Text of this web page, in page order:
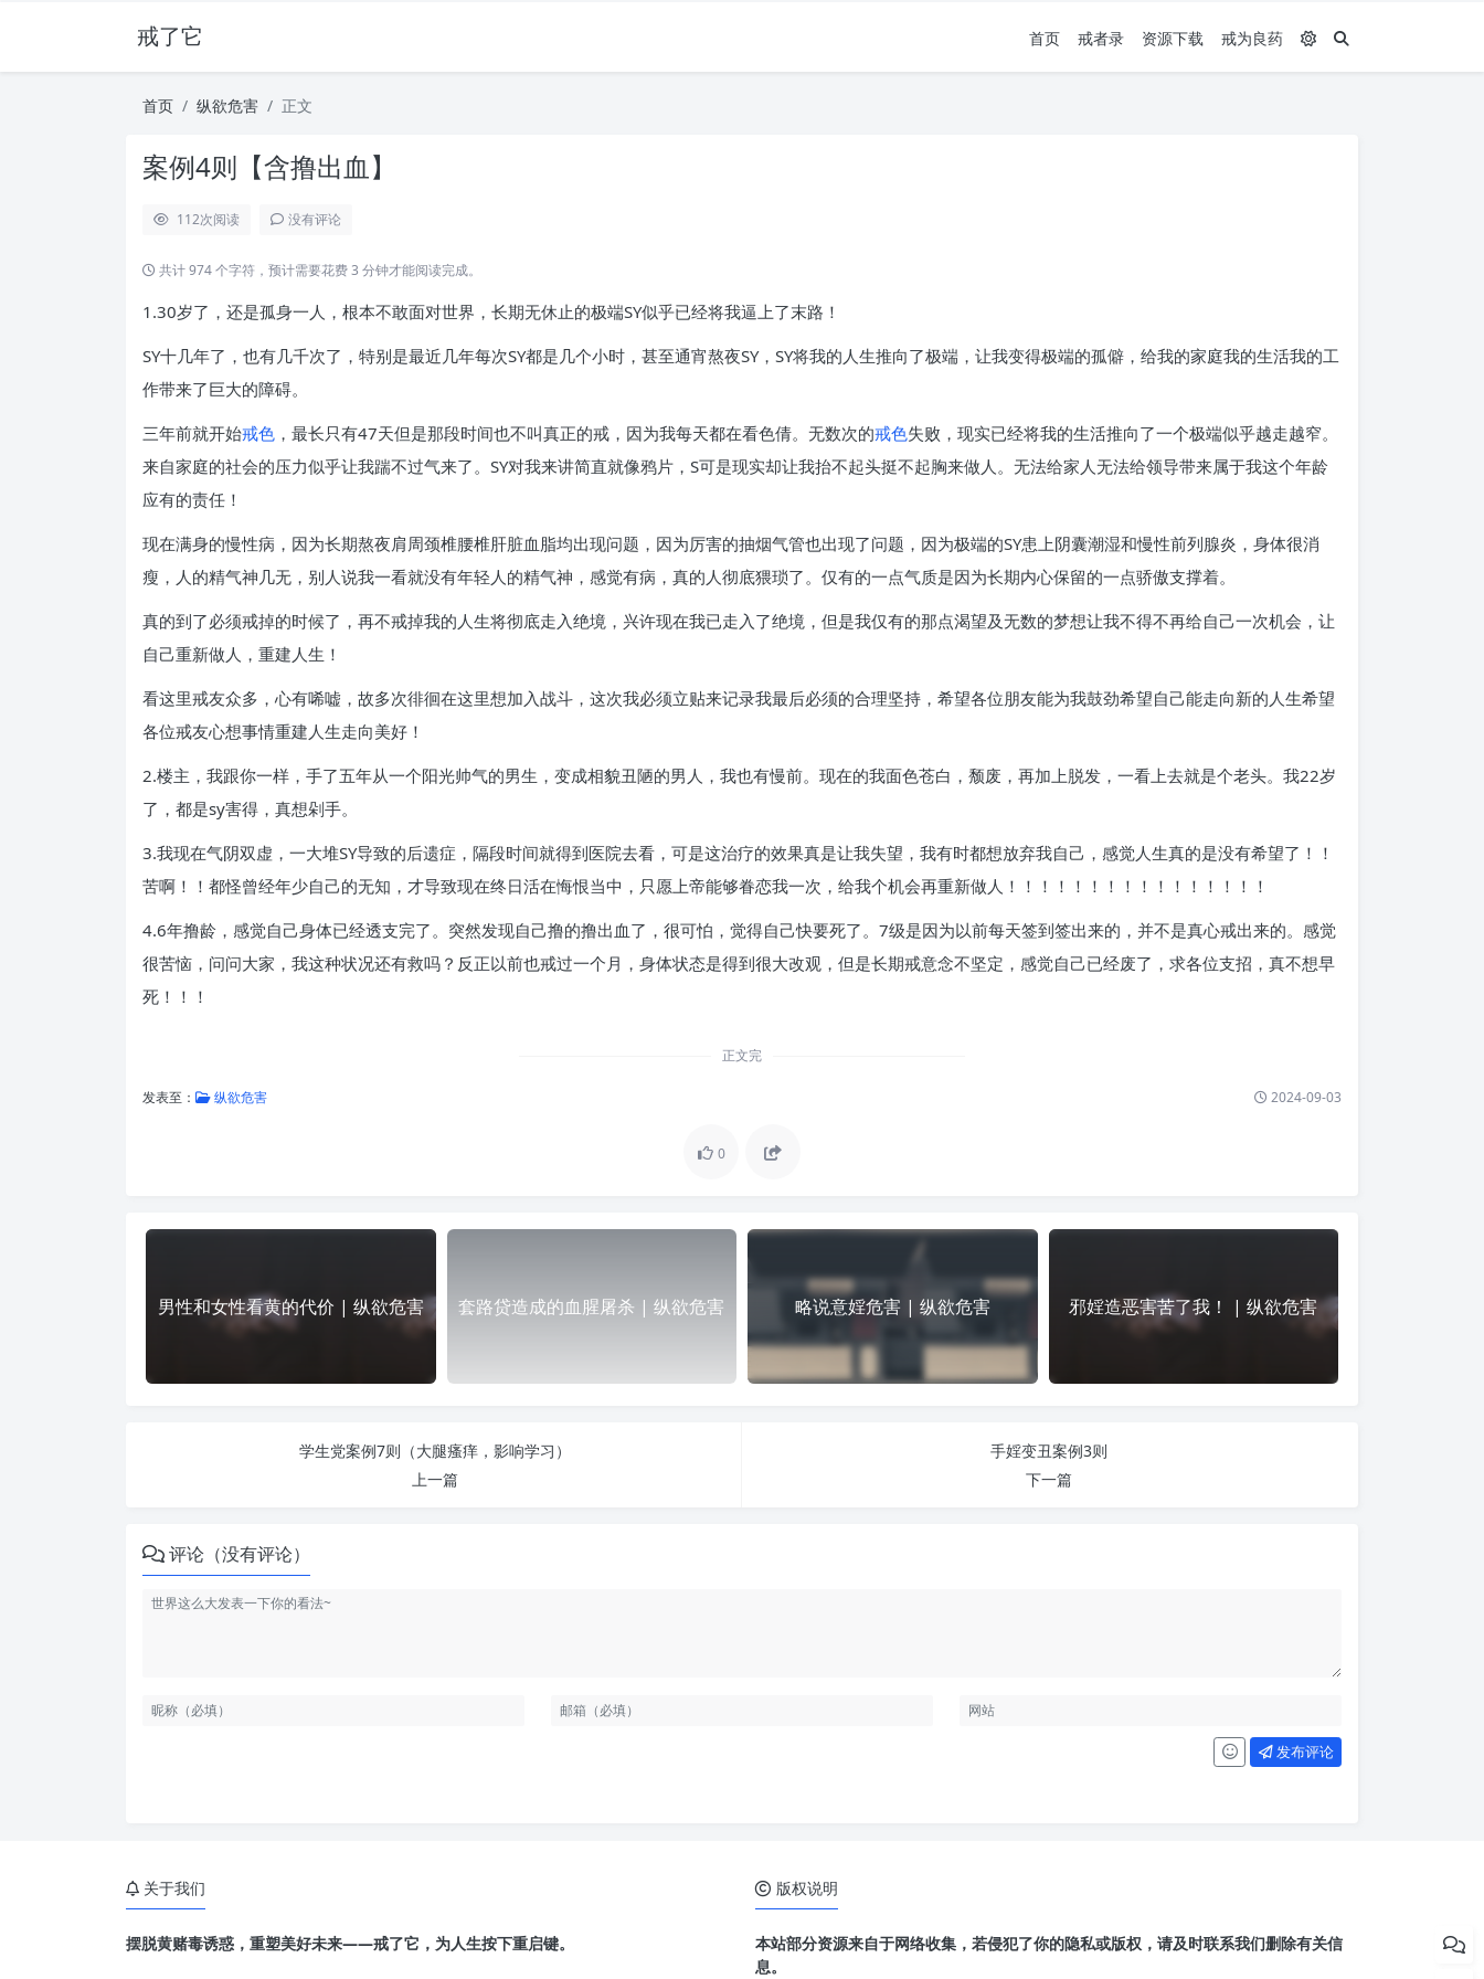
戒了它 首页 戒者录 资源下载 戒为良药
首页 纵欲危害 正文
案例4则【含撸出血】
112次阅读 没有评论
共计 974 个字符，预计需要花费 3 分钟才能阅读完成。
1.30岁了，还是孤身一人，根本不敢面对世界，长期无休止的极端SY似乎已经将我逼上了末路！
SY十几年了，也有几千次了，特别是最近几年每次SY都是几个小时，甚至通宵熬夜SY，SY将我的人生推向了极端，让我变得极端的孤僻，给我的家庭我的生活我的工
作带来了巨大的障碍。
三年前就开始戒色 ，最长只有47天但是那段时间也不叫真正的戒，因为我每天都在看色倩。无数次的戒色失败，现实已经将我的生活推向了一个极端似乎越走越窄。
来自家庭的社会的压力似乎让我踹不过气来了。SY对我来讲简直就像鸦片，S可是现实却让我抬不起头挺不起胸来做人。无法给家人无法给领导带来属于我这个年龄
应有的责任！
现在满身的慢性病，因为长期熬夜肩周颈椎腰椎肝脏血脂均出现问题，因为厉害的抽烟气管也出现了问题，因为极端的SY患上阴囊潮湿和慢性前列腺炎，身体很消
瘦，人的精气神几无，别人说我一看就没有年轻人的精气神，感觉有病，真的人彻底猥琐了。仅有的一点气质是因为长期内心保留的一点骄傲支撑着。
真的到了必须戒掉的时候了，再不戒掉我的人生将彻底走入绝境，兴许现在我已走入了绝境，但是我仅有的那点渴望及无数的梦想让我不得不再给自己一次机会，让
自己重新做人，重建人生！
看这里戒友众多，心有唏嘘，故多次徘徊在这里想加入战斗，这次我必须立贴来记录我最后必须的合理坚持，希望各位朋友能为我鼓劲希望自己能走向新的人生希望
各位戒友心想事情重建人生走向美好！
2.楼主，我跟你一样，手了五年从一个阳光帅气的男生，变成相貌丑陋的男人，我也有慢前。现在的我面色苍白，颓废，再加上脱发，一看上去就是个老头。我22岁
了，都是sy害得，真想剁手。
3.我现在气阴双虚，一大堆SY导致的后遗症，隔段时间就得到医院去看，可是这治疗的效果真是让我失望，我有时都想放弃我自己，感觉人生真的是没有希望了！！
苦啊！！都怪曾经年少自己的无知，才导致现在终日活在悔恨当中，只愿上帝能够眷恋我一次，给我个机会再重新做人！！！！！！！！！！！！！！！！
4.6年撸龄，感觉自己身体已经透支完了。突然发现自己撸的撸出血了，很可怕，觉得自己快要死了。7级是因为以前每天签到签出来的，并不是真心戒出来的。感觉
很苦恼，问问大家，我这种状况还有救吗？反正以前也戒过一个月，身体状态是得到很大改观，但是长期戒意念不坚定，感觉自己已经废了，求各位支招，真不想早
死！！！
正文完
发表至： 纵欲危害 2024-09-03
0
男性和女性看黄的代价 | 纵欲危害 套路贷造成的血腥屠杀 | 纵欲危害 略说意婬危害 | 纵欲危害 邪婬造恶害苦了我！ | 纵欲危害
学生党案例7则（大腿瘙痒，影响学习）
上一篇
手婬变丑案例3则
下一篇
评论（没有评论）
发布评论
关于我们
摆脱黄赌毒诱惑，重塑美好未来——戒了它，为人生按下重启键。
版权说明
本站部分资源来自于网络收集，若侵犯了你的隐私或版权，请及时联系我们删除有关信
息。